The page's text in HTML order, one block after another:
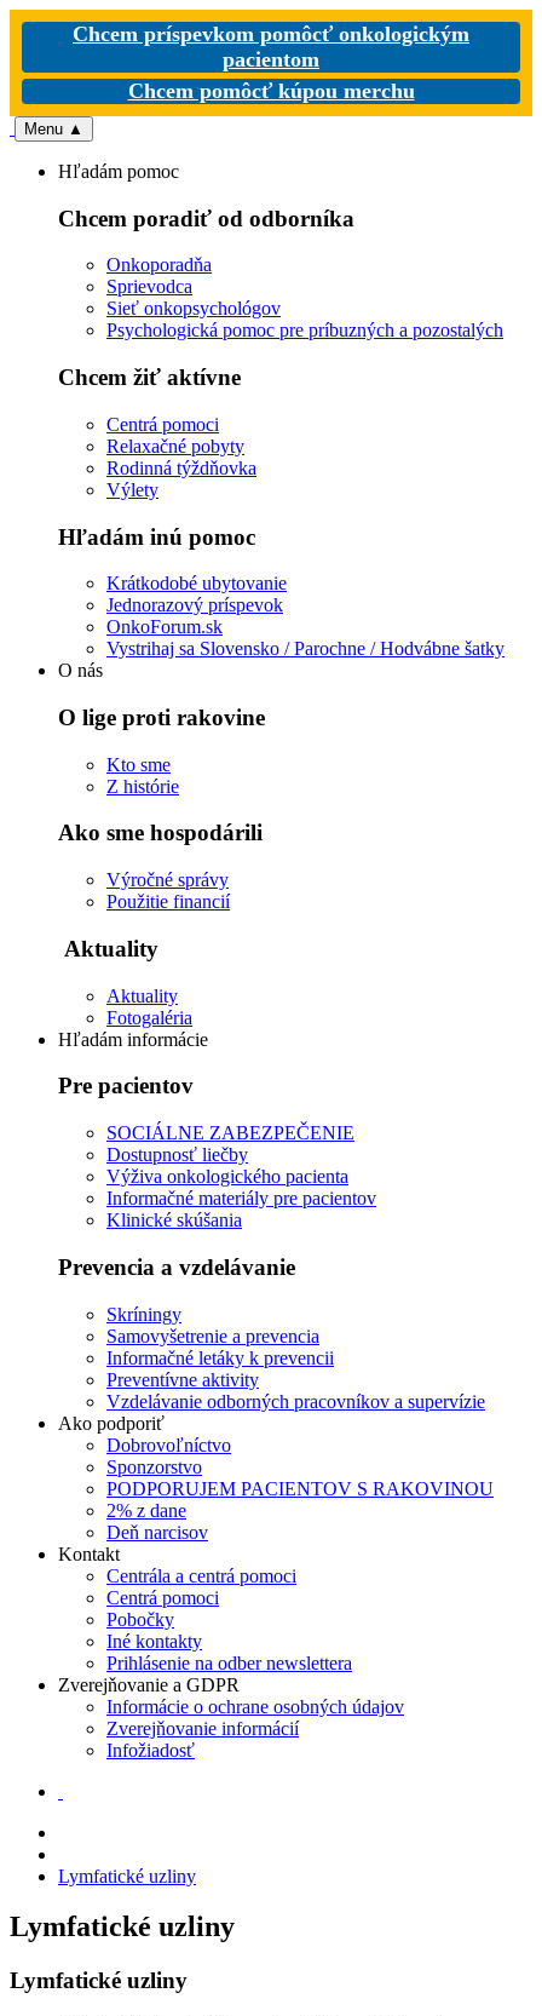
Chcem príspevkom pomôcť onkologickým
pacientom
Chcem pomôcť kúpou merchu
Menu ▲
Hľadám pomoc
Chcem poradiť od odborníka
Onkoporadňa
Sprievodca
Sieť onkopsychológov
Psychologická pomoc pre príbuzných a pozostalých
Chcem žiť aktívne
Centrá pomoci
Relaxačné pobyty
Rodinná týždňovka
Výlety
Hľadám inú pomoc
Krátkodobé ubytovanie
Jednorazový príspevok
OnkoForum.sk
Vystrihaj sa Slovensko / Parochne / Hodvábne šatky
O nás
O lige proti rakovine
Kto sme
Z histórie
Ako sme hospodárili
Výročné správy
Použitie financií
Aktuality
Aktuality
Fotogaléria
Hľadám informácie
Pre pacientov
SOCIÁLNE ZABEZPEČENIE
Dostupnosť liečby
Výživa onkologického pacienta
Informačné materiály pre pacientov
Klinické skúšania
Prevencia a vzdelávanie
Skríningy
Samovyšetrenie a prevencia
Informačné letáky k prevencii
Preventívne aktivity
Vzdelávanie odborných pracovníkov a supervízie
Ako podporiť
Dobrovoľníctvo
Sponzorstvo
PODPORUJEM PACIENTOV S RAKOVINOU
2% z dane
Deň narcisov
Kontakt
Centrála a centrá pomoci
Centrá pomoci
Pobočky
Iné kontakty
Prihlásenie na odber newslettera
Zverejňovanie a GDPR
Informácie o ochrane osobných údajov
Zverejňovanie informácií
Infožiadosť
Lymfatické uzliny
Lymfatické uzliny
Lymfatické uzliny